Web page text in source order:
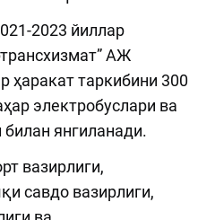
2023 йиллар
АЖ
ҳаракат таркибини 300
электробуслари ва
янгиланади.
вазирлиги,
савдо вазирлиги,